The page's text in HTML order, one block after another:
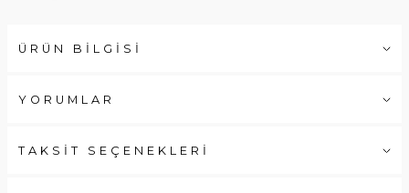
ÜRÜN BİLGİSİ
YORUMLAR
TAKSİT SEÇENEKLERİ